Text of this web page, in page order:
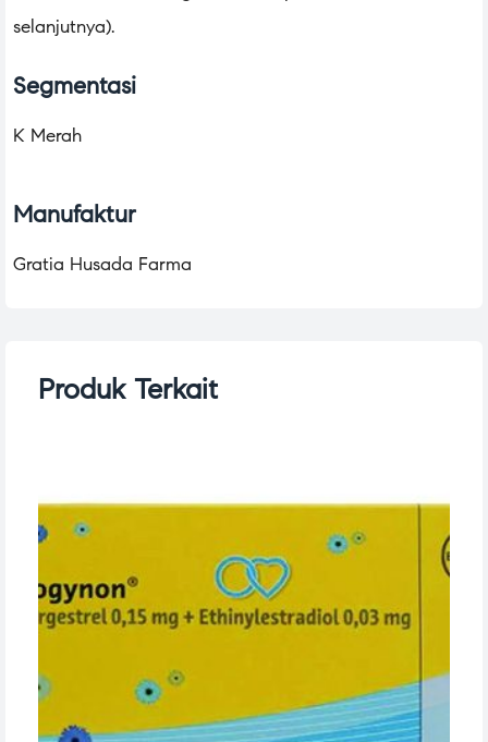
selanjutnya).
Segmentasi
K Merah
Manufaktur
Gratia Husada Farma
Produk Terkait